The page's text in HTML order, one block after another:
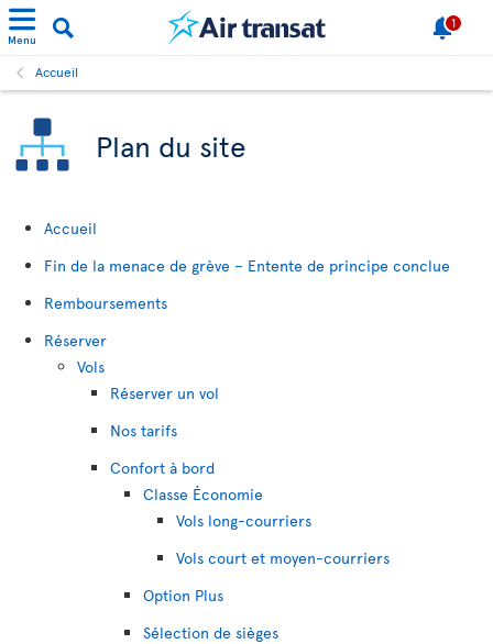
Menu
1
Accueil
Plan du site
Accueil
Fin de la menace de grève – Entente de principe conclue
Remboursements
Réserver
Vols
Réserver un vol
Nos tarifs
Confort à bord
Classe Économie
Vols long-courriers
Vols court et moyen-courriers
Option Plus
Sélection de sièges